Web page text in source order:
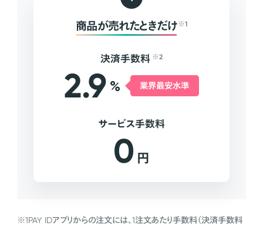
商品が売れたときだけ ※1
決済手数料 ※2
2.9 % 業界最安水準
サービス手数料
0 円
※1PAY IDアプリからの注文には、1注文あたり手数料（決済手数料